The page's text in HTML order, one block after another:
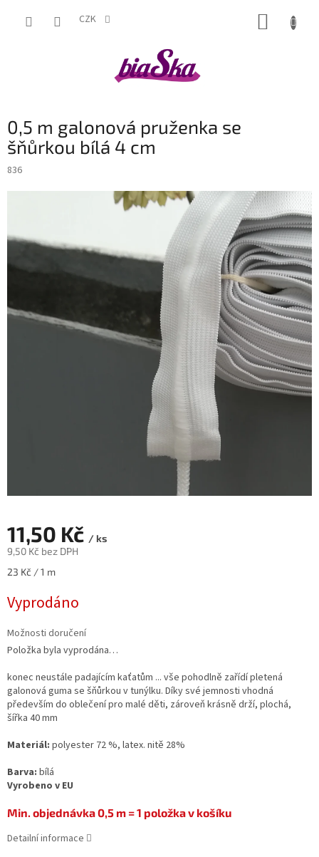
CZK
0,5 m galonová pruženka se
šňůrkou bílá 4 cm
836
11,50 Kč / ks
9,50 Kč bez DPH
Měrná
23 Kč / 1 m
Vyprodáno
Možnosti doručení
Položka byla vyprodána…
konec neustále padajícím kaťatům ... vše pohodlně zařídí pletená
galonová guma se šňůrkou v tunýlku. Díky své jemnosti vhodná
především do oblečení pro malé děti, zároveň krásně drží, plochá,
šířka 40 mm
Materiál: polyester 72 %, latex. nitě 28%
Barva: bílá
Vyrobeno v EU
Min. objednávka 0,5 m = 1 položka v košíku
Detailní informace